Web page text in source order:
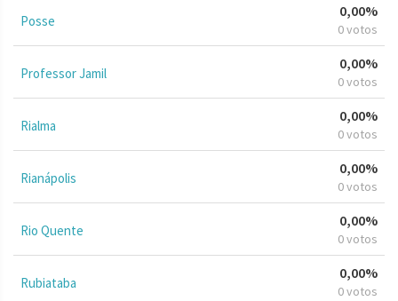
Posse
0,00%
0 votos
Professor Jamil
0,00%
0 votos
Rialma
0,00%
0 votos
Rianápolis
0,00%
0 votos
Rio Quente
0,00%
0 votos
Rubiataba
0,00%
0 votos